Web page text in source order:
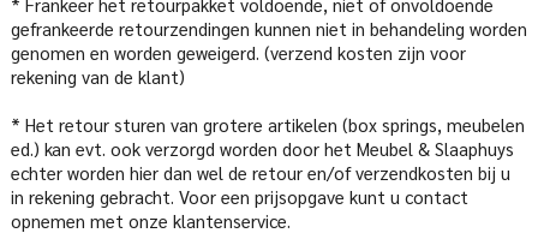
gefrankeerde retourzendingen kunnen niet in behandeling worden
genomen en worden geweigerd. (verzend kosten zijn voor
rekening van de klant)
* Het retour sturen van grotere artikelen (box springs, meubelen
ed.) kan evt. ook verzorgd worden door het Meubel & Slaaphuys
echter worden hier dan wel de retour en/of verzendkosten bij u
in rekening gebracht. Voor een prijsopgave kunt u contact
opnemen met onze klantenservice.